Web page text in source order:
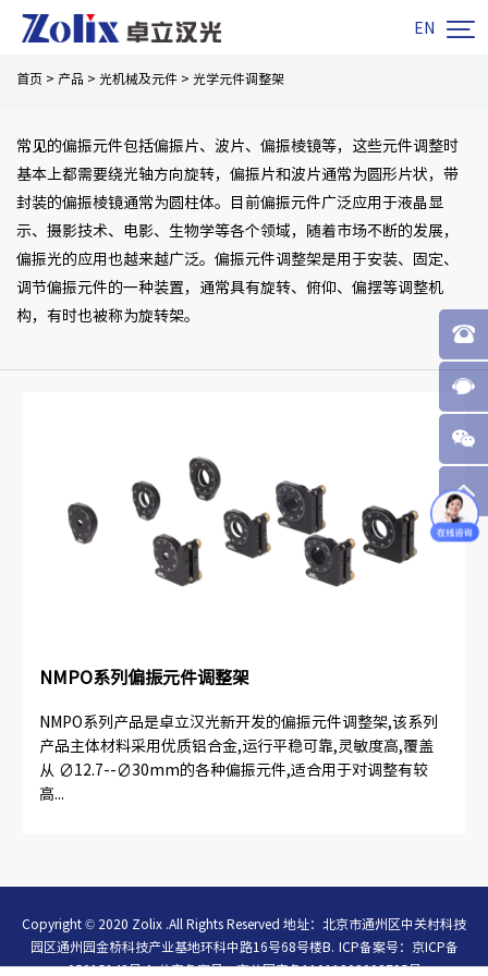
EN 
首页 > 产品 > 光机械及元件 > 光学元件调整架
常见的偏振元件包括偏振片、波片、偏振棱镜等，这些元件调整时
基本上都需要绕光轴方向旋转，偏振片和波片通常为圆形片状，带
封装的偏振棱镜通常为圆柱体。目前偏振元件广泛应用于液晶显
示、摄影技术、电影、生物学等各个领域，随着市场不断的发展，
偏振光的应用也越来越广泛。偏振元件调整架是用于安装、固定、
调节偏振元件的一种装置，通常具有旋转、俯仰、偏摆等调整机
构，有时也被称为旋转架。
NMPO系列偏振元件调整架
NMPO系列产品是卓立汉光新开发的偏振元件调整架,该系列
产品主体材料采用优质铝合金,运行平稳可靠,灵敏度高,覆盖
从 ∅12.7--∅30mm的各种偏振元件,适合用于对调整有较
高...
Copyright © 2020 Zolix .All Rights Reserved 地址：北京市通州区中关村科技
园区通州园金桥科技产业基地环科中路16号68号楼B.
ICP备案号： 京ICP备
05015148号-1 公安备案号：京公网安备11011202003795号